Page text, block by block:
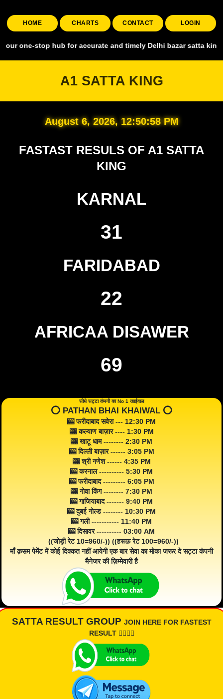
HOME CHARTS CONTACT LOGIN
hub for accurate and timely Delhi bazar satta king,
A1 SATTA KING
August 6, 2026, 12:50:59 PM
FASTAST RESULS OF A1 SATTA
KING
KARNAL
31
FARIDABAD
22
AFRICAA DISAWER
69
सीधे सट्टा कंपनी का No 1 खाईवाल
⭕️ PATHAN BHAI KHAIWAL ⭕️
🎰 फरीदाबाद सवेरा --- 12:30 PM
🎰 कल्याण बाज़ार ---- 1:30 PM
🎰 खाटू धाम -------- 2:30 PM
🎰 दिल्ली बाज़ार ------ 3:05 PM
🎰 श्री गणेश ------ 4:35 PM
🎰 करनाल ---------- 5:30 PM
🎰 फरीदाबाद --------- 6:05 PM
🎰 गोवा किंग -------- 7:30 PM
🎰 गाजियाबाद ------- 9:40 PM
🎰 दुबई गोल्ड -------- 10:30 PM
🎰 गली ----------- 11:40 PM
🎰 दिसावर ---------- 03:00 AM
((जोड़ी रेट 10=960/-)) ((हरूफ़ रेट 100=960/-))
माँ क़सम पेमेंट में कोई दिक्कत नहीं आयेगी एक बार सेवा का मोका जरूर दे सट्टा कंपनी
मैनेजर की ज़िम्मेवारी है
SATTA RESULT GROUP JOIN HERE FOR FASTEST
RESULT 👇🏾👇🏾